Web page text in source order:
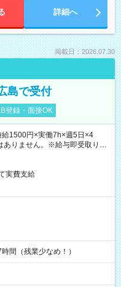
詳細へ
掲載日：2026.07.30
島で受付
登録・面接OK
1500円×実働7h×週5日×4
りません。※給与即受取りサ
実費支給
間（残業少なめ！）